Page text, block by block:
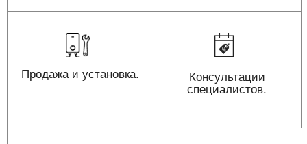
Продажа и установка.
Консультации
специалистов.